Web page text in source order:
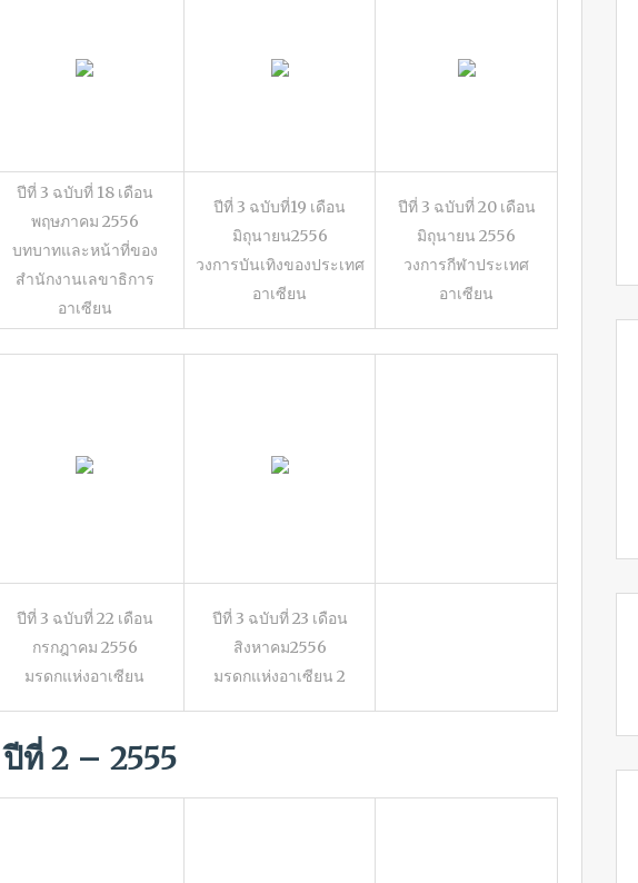
ปีที่ 3 ฉบับที่ 18 เดือน
พฤษภาคม 2556
บทบาทและหน้าที่ของ
สำนักงานเลขาธิการ
อาเซียน
ปีที่ 3 ฉบับที่19 เดือน
มิถุนายน2556
วงการบันเทิงของประเทศ
อาเซียน
ปีที่ 3 ฉบับที่ 20 เดือน
มิถุนายน 2556
วงการกีฬาประเทศ
อาเซียน
ปีที่ 3 ฉบับที่ 22 เดือน
กรกฎาคม 2556
มรดกแห่งอาเซียน
ปีที่ 3 ฉบับที่ 23 เดือน
สิงหาคม2556
มรดกแห่งอาเซียน 2
ปีที่ 2 – 2555